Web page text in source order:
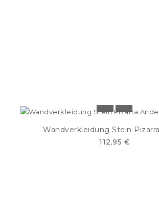
Wandverkleidung Stein
112,95 €